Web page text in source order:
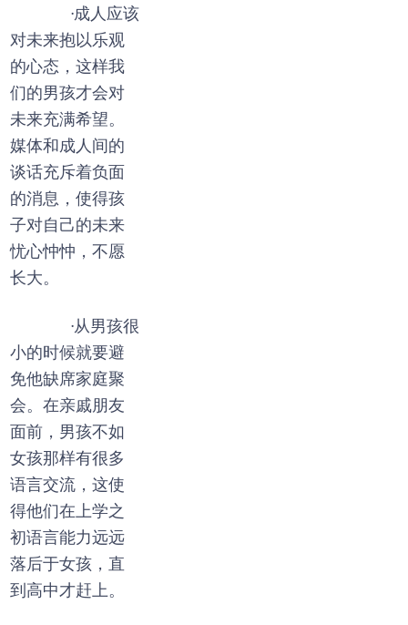
·成人应该
对未来抱以乐观
的心态，这样我
们的男孩才会对
未来充满希望。
媒体和成人间的
谈话充斥着负面
的消息，使得孩
子对自己的未来
忧心忡忡，不愿
长大。
·从男孩很
小的时候就要避
免他缺席家庭聚
会。在亲戚朋友
面前，男孩不如
女孩那样有很多
语言交流，这使
得他们在上学之
初语言能力远远
落后于女孩，直
到高中才赶上。